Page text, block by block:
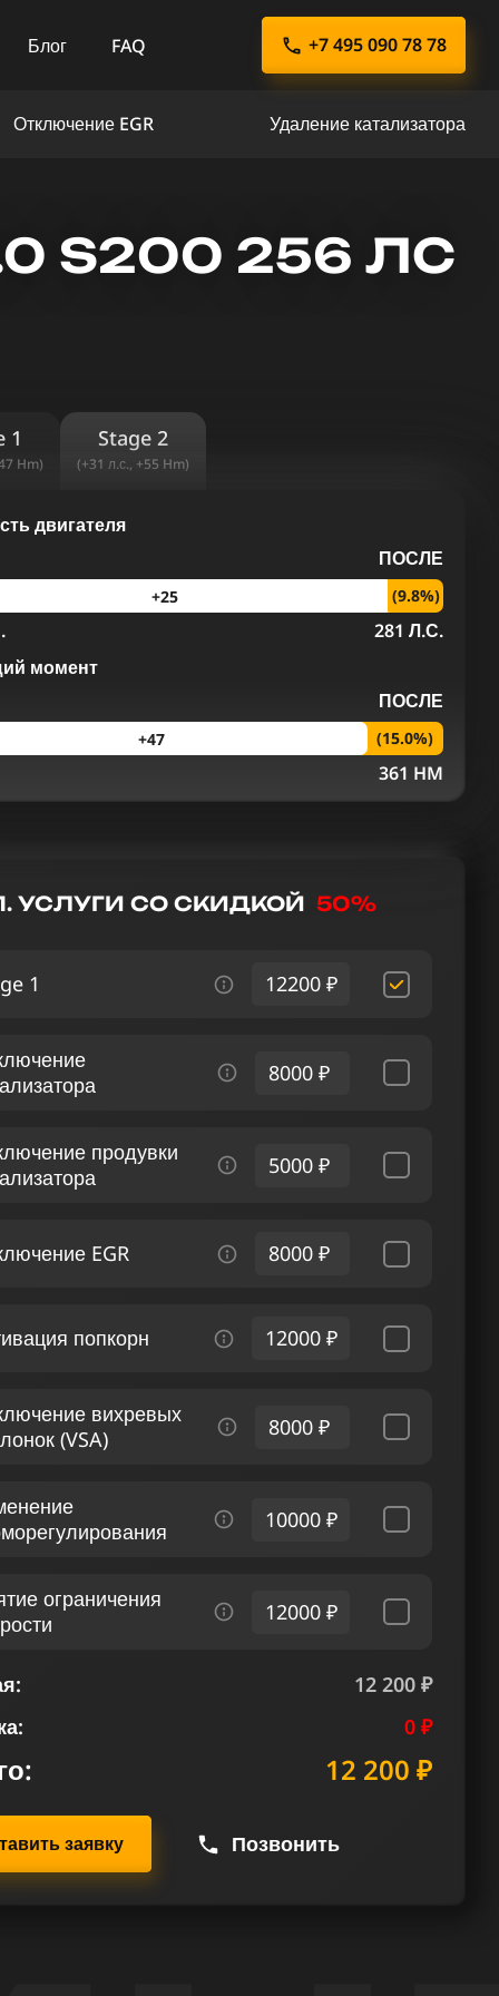
Блог FAQ +7 495 090 78 78
Отключение EGR Удаление катализатора
S200 256 ЛС
1
Hm)
Stage 2
(+31 л.с., +55 Hm)
двигателя
ПОСЛЕ
+25 (9.8%)
281 Л.С.
момент
ПОСЛЕ
+47 (15.0%)
361 HM
УСЛУГИ СО СКИДКОЙ 50%
1 12200 ₽
8000 ₽
продувки
5000 ₽
EGR 8000 ₽
попкорн 12000 ₽
вихревых
(VSA)
8000 ₽
10000 ₽
ограничения
12000 ₽
12 200 ₽
0 ₽
12 200 ₽
заявку Позвонить